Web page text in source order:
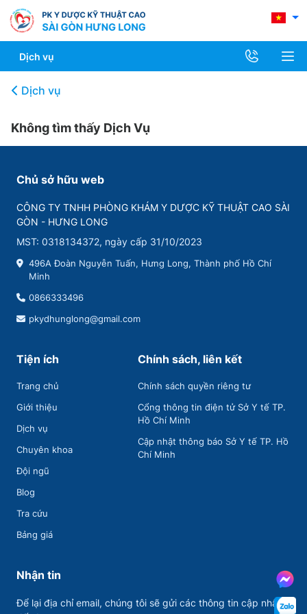
Dịch vụ
Dịch vụ
Không tìm thấy Dịch Vụ
Chủ sở hữu web
CÔNG TY TNHH PHÒNG KHÁM Y DƯỢC KỸ THUẬT CAO SÀI
GÒN - HƯNG LONG
MST: 0318134372, ngày cấp 31/10/2023
496A Đoàn Nguyễn Tuấn, Hưng Long, Thành phố Hồ Chí
Minh
0866333496
pkydhunglong@gmail.com
Tiện ích
Trang chủ
Giới thiệu
Dịch vụ
Chuyên khoa
Đội ngũ
Blog
Tra cứu
Bảng giá
Chính sách, liên kết
Chính sách quyền riêng tư
Cổng thông tin điện tử Sở Y tế TP.
Hồ Chí Minh
Cập nhật thông báo Sở Y tế TP. Hồ
Chí Minh
Nhận tin
Để lại địa chỉ email, chúng tôi sẽ gửi các thông tin cập nhập